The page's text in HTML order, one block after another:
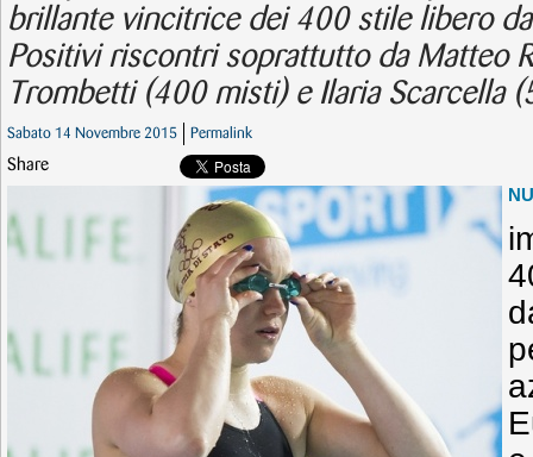
brillante vincitrice dei 400 stile libero
Positivi riscontri soprattutto da Matteo
Trombetti (400 misti) e Ilaria Scarcella
Sabato 14 Novembre 2015 Permalink
Share